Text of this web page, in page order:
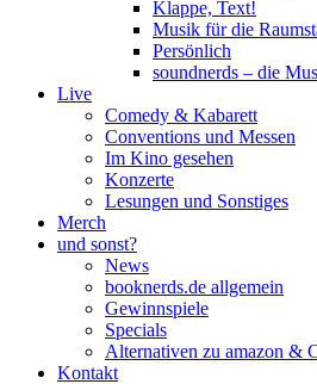
Klappe, Text!
Musik für die
Persönlich
soundnerds – die
Live
Comedy & Kabarett
Conventions und Messen
Im Kino gesehen
Konzerte
Lesungen und Sonstiges
Merch
und sonst?
News
booknerds.de allgemein
Gewinnspiele
Specials
Alternativen zu amazon &
Kontakt